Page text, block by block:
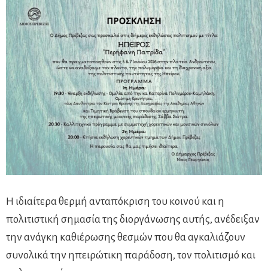
Η ιδιαίτερα θερμή ανταπόκριση του κοινού και η
πολιτιστική σημασία της διοργάνωσης αυτής, ανέδειξαν
την ανάγκη καθιέρωσης θεσμών που θα αγκαλιάζουν
συνολικά την ηπειρώτικη παράδοση, τον πολιτισμό και